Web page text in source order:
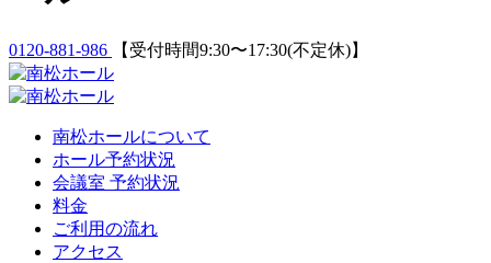
0120-881-986 【受付時間9:30〜17:30(不定休)】
南松ホールについて
ホール予約状況
会議室 予約状況
料金
ご利用の流れ
アクセス